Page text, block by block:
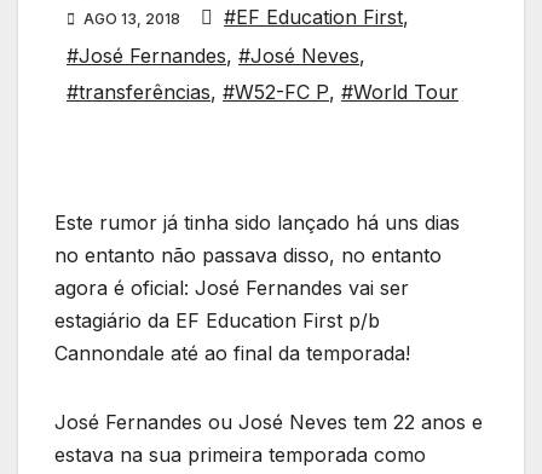
AGO 13, 2018 #EF Education First,
#José Fernandes, #José Neves,
#transferências, #W52-FC P, #World Tour
Este rumor já tinha sido lançado há uns dias
no entanto não passava disso, no entanto
agora é oficial: José Fernandes vai ser
estagiário da EF Education First p/b
Cannondale até ao final da temporada!
José Fernandes ou José Neves tem 22 anos e
estava na sua primeira temporada como